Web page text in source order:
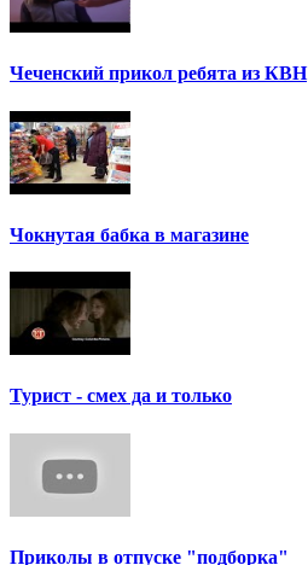
Чеченский прикол ребята из КВН
Чокнутая бабка в магазине
Турист - смех да и только
Приколы в отпуске "подборка"